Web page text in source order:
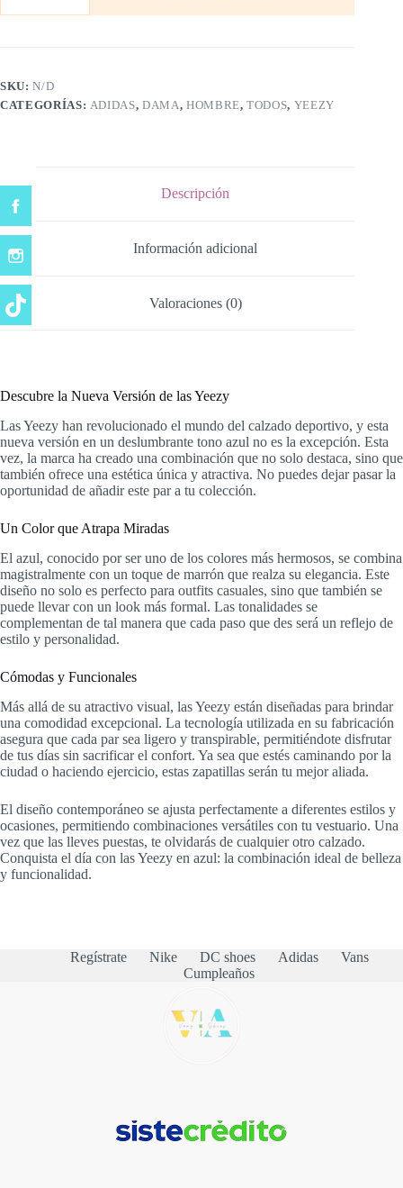
Azul/Marron
SKU:N/D
CATEGORÍAS: ADIDAS,DAMA, HOMBRE,TODOS, YEEZY
Descripción
Información adicional
Valoraciones (0)
Descubre la Nueva Versión de las Yeezy
Las Yeezy han revolucionado el mundo del calzado deportivo, y esta
nueva versión en un deslumbrante tono azul no es la excepción. Esta
vez, la marca ha creado una combinación que no solo destaca, sino que
también ofrece una estética única y atractiva. No puedes dejar pasar la
oportunidad de añadir este par a tu colección.
Un Color que Atrapa Miradas
El azul, conocido por ser uno de los colores más hermosos, se combina
magistralmente con un toque de marrón que realza su elegancia. Este
diseño no solo es perfecto para outfits casuales, sino que también se
puede llevar con un look más formal. Las tonalidades se
complementan de tal manera que cada paso que des será un reflejo de
estilo y personalidad.
Cómodas y Funcionales
Más allá de su atractivo visual, las Yeezy están diseñadas para brindar
una comodidad excepcional. La tecnología utilizada en su fabricación
asegura que cada par sea ligero y transpirable, permitiéndote disfrutar
de tus días sin sacrificar el confort. Ya sea que estés caminando por la
ciudad o haciendo ejercicio, estas zapatillas serán tu mejor aliada.
El diseño contemporáneo se ajusta perfectamente a diferentes estilos y
ocasiones, permitiendo combinaciones versátiles con tu vestuario. Una
vez que las lleves puestas, te olvidarás de cualquier otro calzado.
Conquista el día con las Yeezy en azul: la combinación ideal de belleza
y funcionalidad.
Regístrate Nike DC shoes Adidas
Vans
Cumpleaños